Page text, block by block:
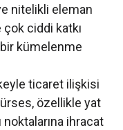
nitelikli eleman
ciddi katkı
kümelenme
ticaret ilişkisi
özellikle yat
ihracat